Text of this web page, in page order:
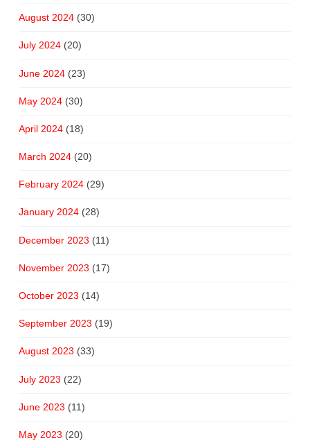
August 2024(30)
July 2024(20)
June 2024(23)
May 2024(30)
April 2024(18)
March 2024(20)
February 2024(29)
January 2024(28)
December 2023 (11)
November 2023 (17)
October 2023 (14)
September 2023 (19)
August 2023 (33)
July 2023 (22)
June 2023 (11)
May 2023 (20)